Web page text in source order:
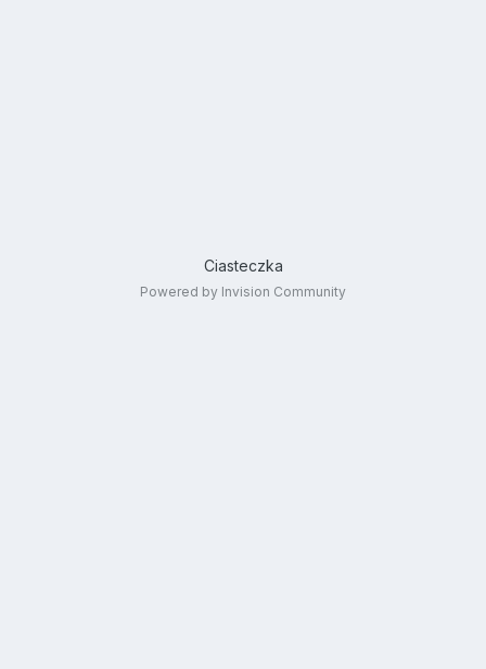
Ciasteczka
Powered by Invision Community